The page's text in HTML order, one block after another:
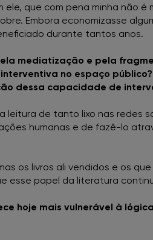
que com pena minha não
Embora economizasse
durante tantos anos.
mediatização e pela
no espaço
dessa capacidade de
de tanto lixo nas redes
humanas e de fazê-lo
os livros ali vendidos e os
esse papel da literatura
hoje mais vulnerável à